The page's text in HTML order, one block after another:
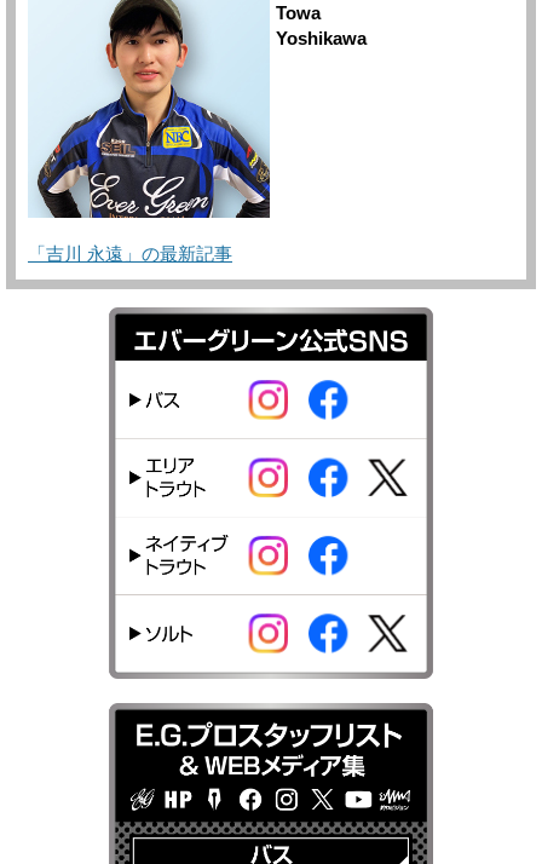
Towa
Yoshikawa
「吉川 永遠」の最新記事